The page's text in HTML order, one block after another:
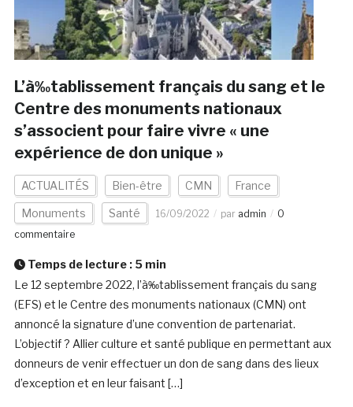
L’à‰tablissement français du sang et le
Centre des monuments nationaux
s’associent pour faire vivre « une
expérience de don unique »
ACTUALITÉS Bien-être CMN France
Monuments Santé 16/09/2022 par admin
0
commentaire
Temps de lecture : 5 min
Le 12 septembre 2022, l’à‰tablissement français du sang
(EFS) et le Centre des monuments nationaux (CMN) ont
annoncé la signature d’une convention de partenariat.
L’objectif ? Allier culture et santé publique en permettant aux
donneurs de venir effectuer un don de sang dans des lieux
d’exception et en leur faisant […]